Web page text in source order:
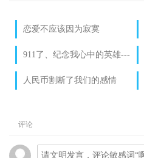
恋爱不应该因为寂寞
911了、纪念我心中的英雄---
人民币割断了我们的感情
评论